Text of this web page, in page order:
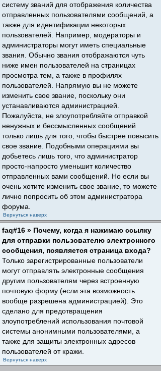
систему званий для отображения количества
отправленных пользователями сообщений, а
также для идентификации некоторых
пользователей. Например, модераторы и
администраторы могут иметь специальные
звания. Обычно звания отображаются чуть
ниже имен пользователей на страницах
просмотра тем, а также в профилях
пользователей. Напрямую вы не можете
изменить свое звание, поскольку они
устанавливаются администрацией.
Пожалуйста, не злоупотребляйте отправкой
ненужных и бессмысленных сообщений
только лишь для того, чтобы быстрее повысить
свое звание. Подобными операциями вы
добьетесь лишь того, что администратор
просто-напросто уменьшит количество
отправленных вами сообщений. Но если вы
очень хотите изменить свое звание, то можете
лично попросить об этом администратора
форума.
Вернуться наверх
faq#16 » Почему, когда я нажимаю ссылку
для отправки пользователю электронного
сообщения, появляется страница входа?
Только зарегистрированные пользователи
могут отправлять электронные сообщения
другим пользователям через встроенную
почтовую форму (если эта возможность
вообще разрешена администрацией). Это
сделано для предотвращения
злоупотреблений использования почтовой
системы анонимными пользователями, а
также для защиты электронных адресов
пользователей от кражи.
Вернуться наверх